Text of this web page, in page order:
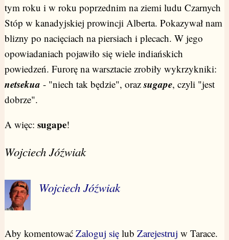
tym roku i w roku poprzednim na ziemi ludu Czarnych
Stóp w kanadyjskiej prowincji Alberta. Pokazywał nam
blizny po nacięciach na piersiach i plecach. W jego
opowiadaniach pojawiło się wiele indiańskich
powiedzeń. Furorę na warsztacie zrobiły wykrzykniki:
netsekua - "niech tak będzie", orazsugape, czyli "jest
dobrze".
A więc: sugape!
Wojciech Jóźwiak
Wojciech Jóźwiak
Aby komentować Zaloguj sięlub Zarejestruj w Tarace.